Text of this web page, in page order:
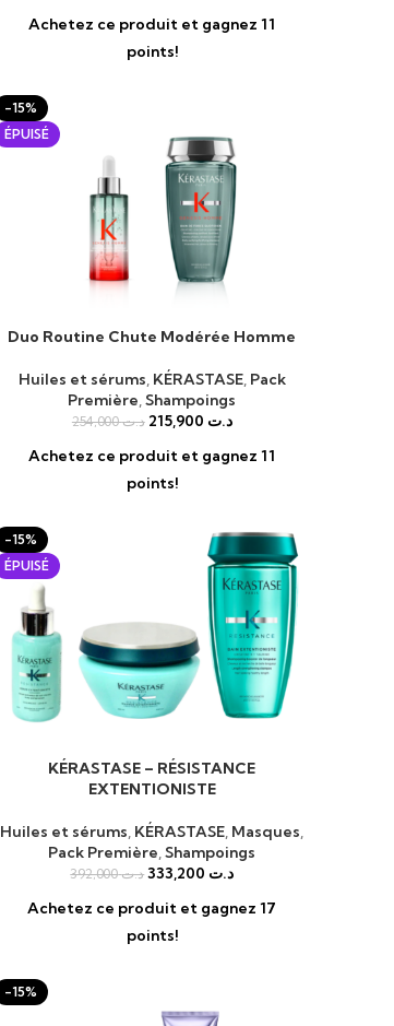
Achetez ce produit et gagnez 11
points!
-15%
ÉPUISÉ
LIRE LA SUITE
Duo Routine Chute Modérée Homme
Huiles et sérums, KÉRASTASE, Pack
Première,Shampoings
د.ت254,000 د.ت
Achetez ce produit et gagnez 11
points!
-15%
ÉPUISÉ
LIRE LA SUITEKÉRASTASE – RÉSISTANCE
EXTENTIONISTE
Huiles et sérums KÉRASTASE Masques
Pack Première ,Shampoings
د.ت392,000 د.ت
Achetez ce produit et gagnez 17
points!
-15%